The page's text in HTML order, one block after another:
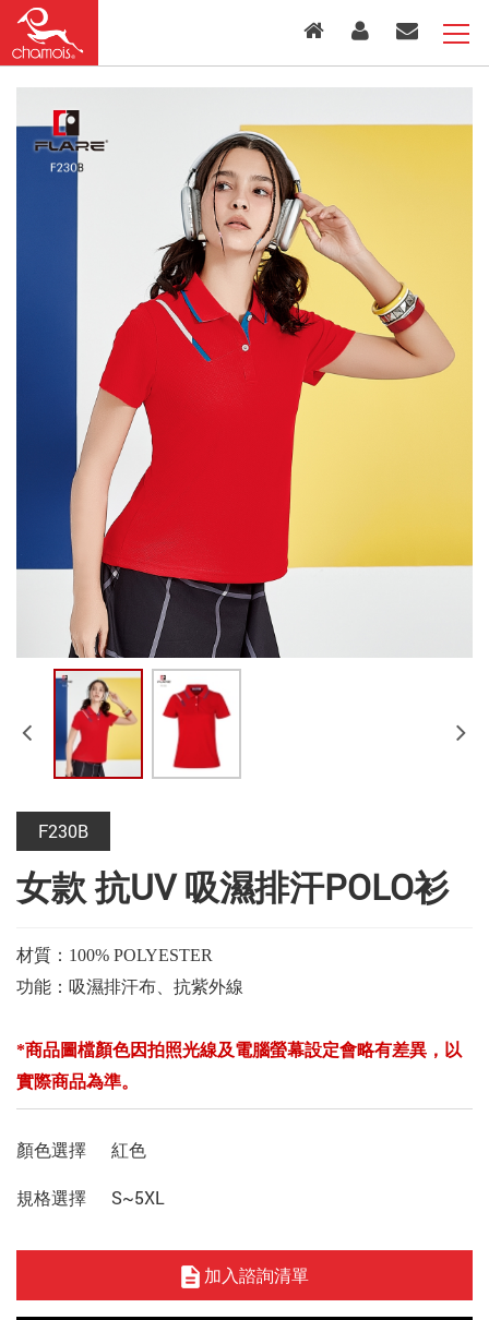
F230B
女款 抗UV 吸濕排汗POLO衫
材質：100% POLYESTER
功能：吸濕排汗布、抗紫外線
*商品圖檔顏色因拍照光線及電腦螢幕設定會略有差異，以
實際商品為準。
顏色選擇 紅色
規格選擇 S~5XL
加入諮詢清單